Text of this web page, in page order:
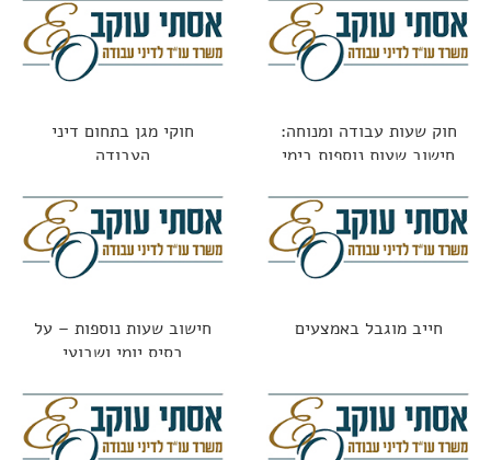
חוק שעות עבודה ומנוחה:
חישוב שעות נוספות בימי
חוקי מגן בתחום דיני
העבודה
חייב מוגבל באמצעים
חישוב שעות נוספות – על
בסיס יומי ושבועי